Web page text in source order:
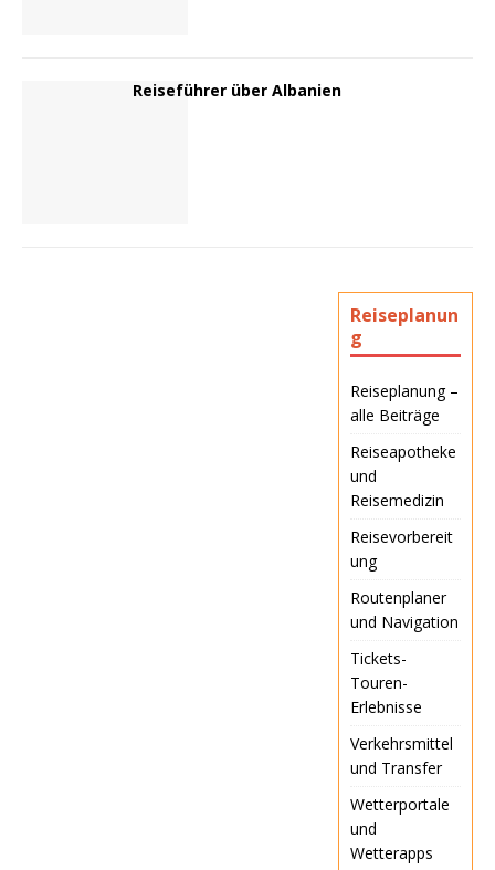
Reiseführer über Albanien
Reiseplanun
g
Reiseplanung –
alle Beiträge
Reiseapotheke
und
Reisemedizin
Reisevorbereit
ung
Routenplaner
und Navigation
Tickets-
Touren-
Erlebnisse
Verkehrsmittel
und Transfer
Wetterportale
und
Wetterapps